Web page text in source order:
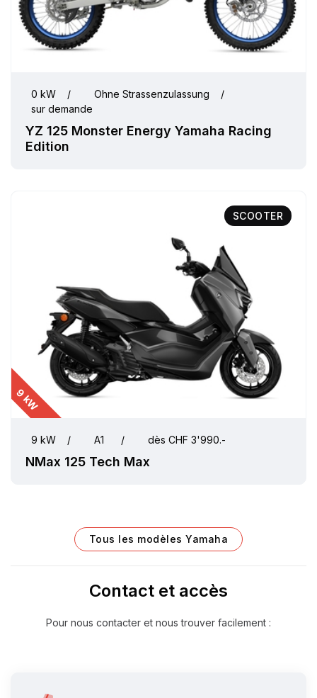
0 kW / Ohne Strassenzulassung
/
sur demande
YZ 125 Monster Energy Yamaha Racing
Edition
SCOOTER
9 kW
9 kW / A1 / dès CHF 3'990.-
NMax 125 Tech Max
Tous les modèles Yamaha
Contact et accès
Pour nous contacter et nous trouver facilement :